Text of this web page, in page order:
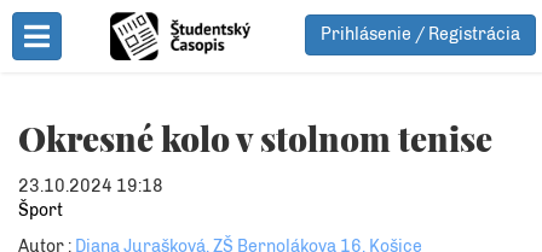
Toggle Menu
Prihlásenie / Registrácia
Okresné kolo v stolnom tenise
23.10.2024 19:18
Šport
Autor : Diana Jurašková, ZŠ Bernolákova 16, Košice